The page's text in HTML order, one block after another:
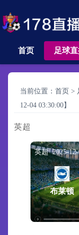
首页 足球
当前位置： 首页 >
12-04 03:30:00】
英超
英超 2025-12-
布莱顿